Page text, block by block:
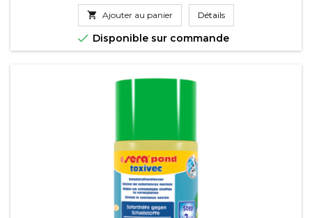
 Ajouter au panier Détails
 Disponible sur commande